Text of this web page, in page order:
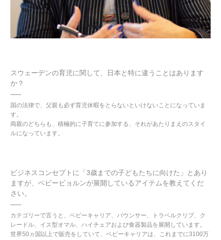
スウェーデンの育児に関して、日本と特に違うことはあります
か？
国の法律で、父親も必ず育児休暇をとらないといけないことになっていま
す。
両親のどちらも、積極的に子育てに参加する、それがあたりまえのスタイ
ルになっています。
ビジネスコンセプトに「3歳までの子どもたちに向けた」とあり
ますが、ベビービョルンが展開しているアイテムを教えてくだ
さい。
カテゴリーで言うと、ベビーキャリア、バウンサー、トラベルクリブ、ク
レードル、イス型オマル、ハイチェアおよび食器製品を展開しています。
世界50ヵ国以上で販売をしていて、ベビーキャリアは、これまでに3100万